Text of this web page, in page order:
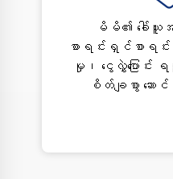
မိမိ၏ ခေါ်ယူ
စာရင်းရှင်စာရင်း
မှု၊ ငွေလွှဲပြောင်း
စိတ်ချစွာ ဆ